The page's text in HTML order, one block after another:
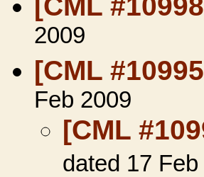
2009
[CML
Feb 2009
[CML
dated 17 Feb